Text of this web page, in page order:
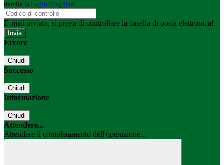
tramite la Login Spaggiari
E-mail inviata, si prega di controllare la casella di posta elettronica!
Errore
Chiudi
Successo
Chiudi
Informazione
Chiudi
Attendere...
Attendere il completamento dell'operazione...